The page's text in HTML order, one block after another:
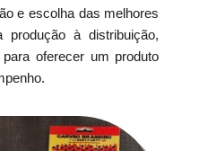
e escolha das melhores
produção à distribuição,
oferecer um produto